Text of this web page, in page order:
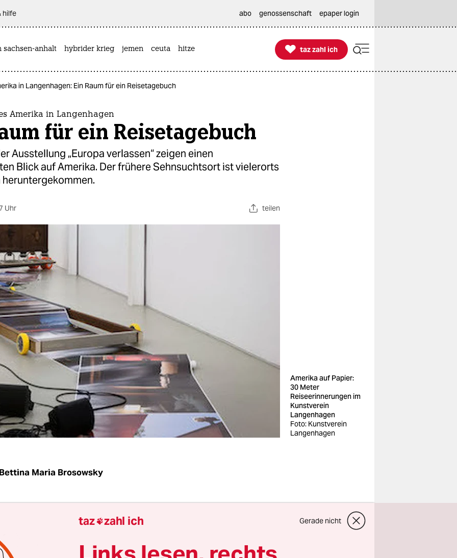
hilfe abo genossenschaft epaper login
sachsen-anhalt hybrider krieg jemen ceuta hitze 
taz zahl ich
taz zahl ich
in Langenhagen: Ein Raum für ein Reisetagebuch
Amerika in Langenhagen
für ein Reisetagebuch
Ausstellung „Europa verlassen“ zeigen einen
Blick auf Amerika. Der frühere Sehnsuchtsort ist vielerorts
heruntergekommen.
Uhr teilen
Amerika auf Papier:
30 Meter
Reiseerinnerungen im
Kunstverein
Langenhagen
Foto: Kunstverein
Langenhagen
Bettina Maria Brosowsky
| Die Fotografien liegen in langen Papierbahnen auf
Wolkenkratzer oder Wüsten sind darauf zu sehen, Palmen
Der Kunstverein Langenhagen zeigt die Bilder einer
taz zahl ich Gerade nicht